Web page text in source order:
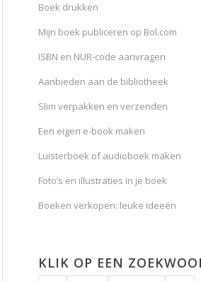
Boek drukken
Mijn boek publiceren op Bol.com
ISBN en NUR-code aanvragen
Aanbieden aan de bibliotheek
Slim verpakken en verzenden
Een eigen e-book maken
Luisterboek of audioboek maken
Foto’s en illustraties in je boek
Boeken verkopen: leuke ideeën
KLIK OP EEN